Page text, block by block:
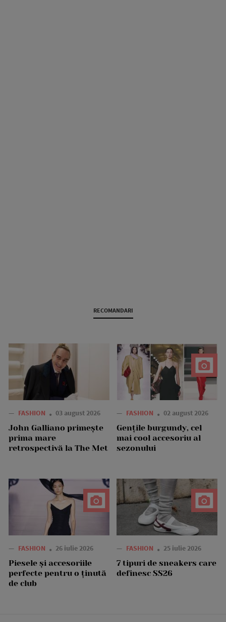
RECOMANDARI
— FASHION 03 august 2026
John Galliano primește
prima mare
retrospectivă la The Met
— FASHION 02 august 2026
Gențile burgundy, cel
mai cool accesoriu al
sezonului
— FASHION 26 iulie 2026
Piesele și accesoriile
perfecte pentru o ținută
de club
— FASHION 25 iulie 2026
7 tipuri de sneakers care
definesc SS26